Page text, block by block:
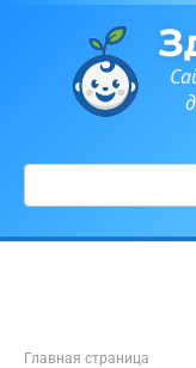
Поиск:
Главная страница